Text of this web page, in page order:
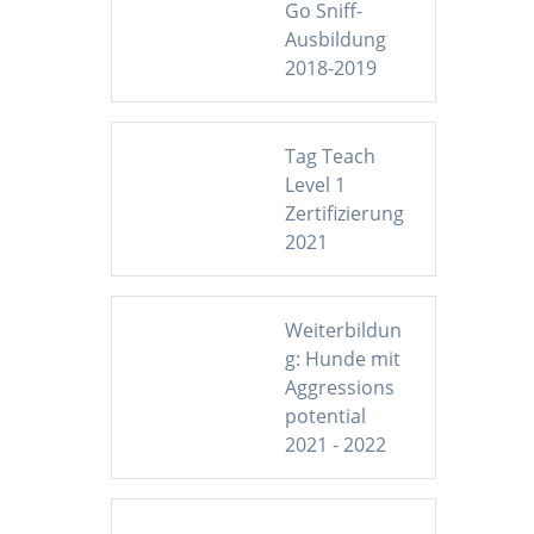
Go Sniff-
Ausbildung
2018-2019
Tag Teach
Level 1
Zertifizierung
2021
Weiterbildun
g: Hunde mit
Aggressions
potential
2021 - 2022